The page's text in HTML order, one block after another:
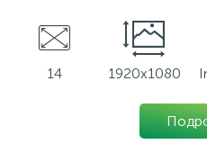
14 1920x1080